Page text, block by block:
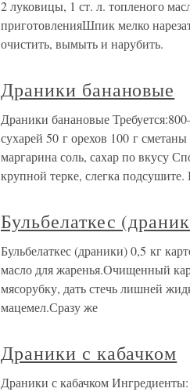
2 луковицы, 1 ст. л. топленого
приготовленияШпик мелко
очистить, вымыть и нарубить.
Драники банановые
Драники банановые
сухарей 50 г орехов 100 г
маргарина соль, сахар по вкусу
крупной терке, слегка подсушите.
Бульбелаткес
Бульбелаткес (драники) 0,5 кг
масло для жаренья.Очищенный
мясорубку, дать стечь лишней
мацемел.Сразу же
Драники с кабачком
Драники с кабачком Ингредиенты: